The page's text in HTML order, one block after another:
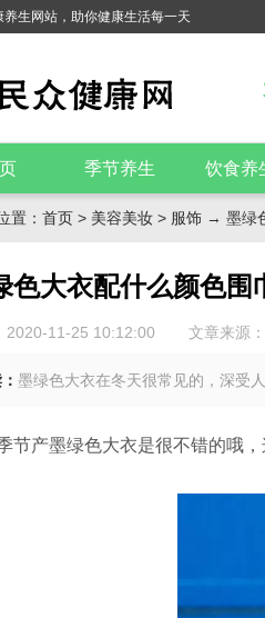
养生网站，助你健康生活每一天
季节养生 饮食养
置： 首页 > 美容美妆 > 服饰 → 墨绿
色大衣配什么颜色
2020-11-25 10:12:00 文章来源：
墨绿色大衣在冬天很常见的，深受
节产墨绿色大衣是很不错的哦